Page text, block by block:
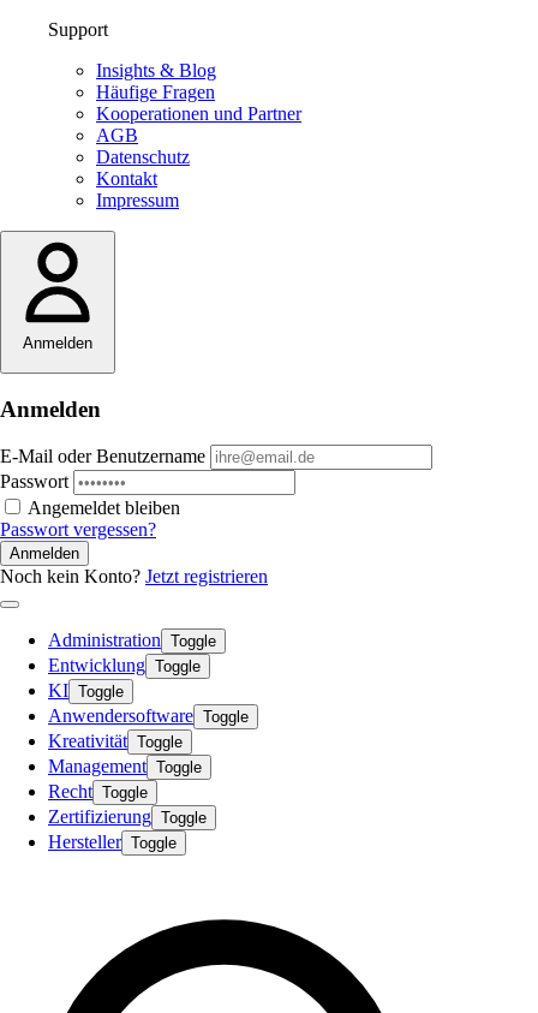
Support
Insights & Blog
Häufige Fragen
Kooperationen und Partner
AGB
Datenschutz
Kontakt
Impressum
Anmelden
Anmelden
E-Mail oder Benutzername
Passwort
Angemeldet bleiben
Passwort vergessen?
Anmelden
Noch kein Konto? Jetzt registrieren
Administration Toggle
Entwicklung Toggle
KI Toggle
Anwendersoftware Toggle
Kreativität Toggle
Management Toggle
Recht Toggle
Zertifizierung Toggle
Hersteller Toggle